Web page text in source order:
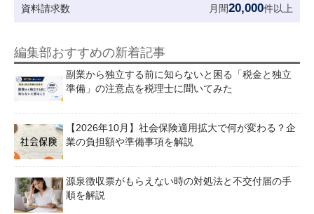
資料請求数
月間20,000件以上
編集部おすすめの新着記事
副業から独立する前に知らないと困る「税金と独立
準備」の注意点を税理士に聞いてみた
【2026年10月】社会保険適用拡大で何が変わる？企
業の負担額や準備事項を解説
源泉徴収票がもらえない時の対処法と不交付届の手
順を解説